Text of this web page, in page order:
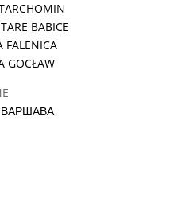
BABICE
FALENICA
GOCŁAW